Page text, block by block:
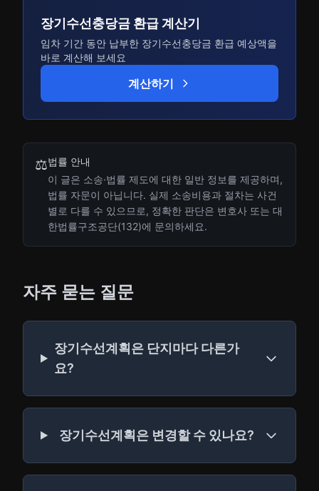
장기수선충당금 환급 계산기
임차 기간 동안 납부한 장기수선충당금 환급 예상액을
바로 계산해 보세요
계산하기
⚖️법률 안내
이 글은 소송·법률 제도에 대한 일반 정보를 제공하며,
법률 자문이 아닙니다. 실제 소송비용과 절차는 사건
별로 다를 수 있으므로, 정확한 판단은 변호사 또는 대
한법률구조공단(132)에 문의하세요.
자주 묻는 질문
장기수선계획은 단지마다 다른가
요?
장기수선계획은 변경할 수 있나요?